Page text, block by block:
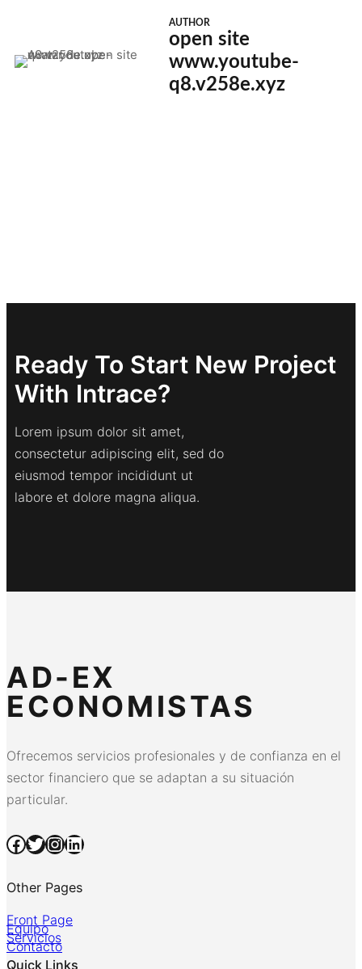
AUTHOR
open site
www.youtube-
q8.v258e.xyz
Ready To Start New Project
With Intrace?
Lorem ipsum dolor sit amet,
consectetur adipiscing elit, sed do
eiusmod tempor incididunt ut
labore et dolore magna aliqua.
AD-EX
ECONOMISTAS
Ofrecemos servicios profesionales y de confianza en el
sector financiero que se adaptan a su situación
particular.
Facebook Twitter InstagramLinkedIn
Other Pages
Front Page
Equipo
Servicios
Contacto
Quick Links